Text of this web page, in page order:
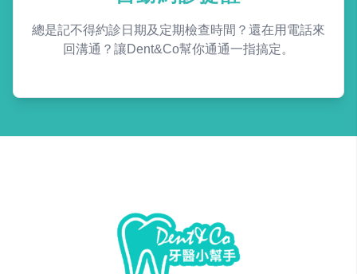
總是記不得約診日期及定期檢查時間？還在用電話來
回溝通？讓Dent&Co幫你通通一指搞定。